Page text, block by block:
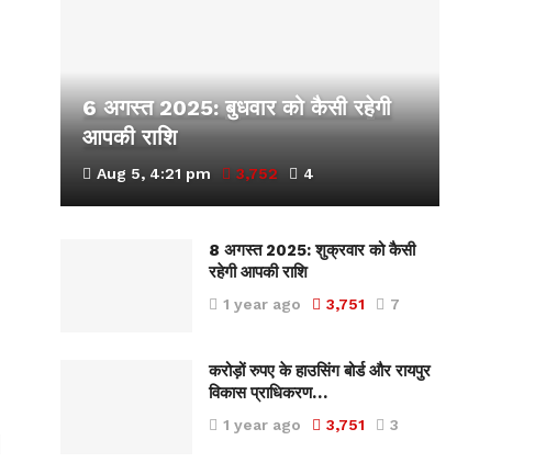
6 अगस्त 2025: बुधवार को कैसी रहेगी
आपकी राशि
Aug 5, 4:21 pm 3,752 4
8 अगस्त 2025: शुक्रवार को कैसी
रहेगी आपकी राशि
1 year ago 3,751 7
करोड़ों रुपए के हाउसिंग बोर्ड और रायपुर
विकास प्राधिकरण…
1 year ago 3,751 3